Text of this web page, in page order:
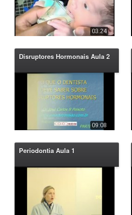
03:24
Disruptores Hormonais Aula 2
09:08
Periodontia Aula 1